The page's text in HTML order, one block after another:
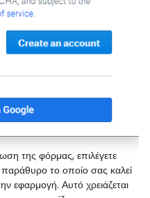
της φόρμας, επιλέγετε
παράθυρο το οποίο σας καλεί
εφαρμογή. Αυτό χρειάζεται